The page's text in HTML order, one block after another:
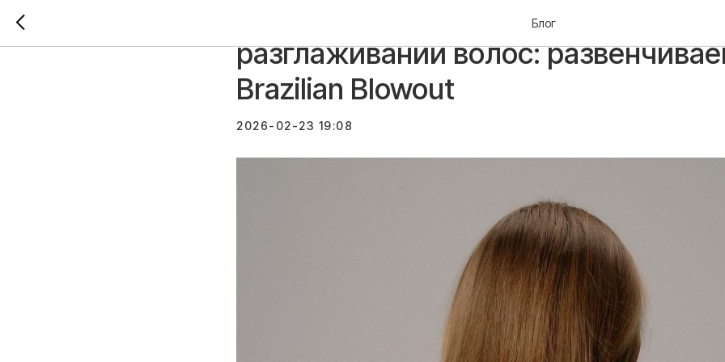
Блог
Топ-5 Мифов об аминокислотном
разглаживании волос:
Brazilian Blowout
2026-02-23 19:08